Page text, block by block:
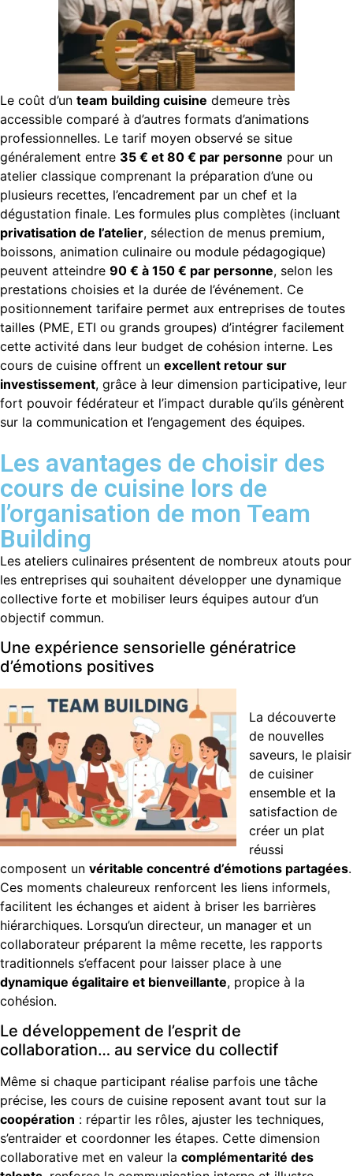
Le coût d’un team building cuisine demeure très
accessible comparé à d’autres formats d’animations
professionnelles. Le tarif moyen observé se situe
généralement entre 35 € et 80 € par personne pour un
atelier classique comprenant la préparation d’une ou
plusieurs recettes, l’encadrement par un chef et la
dégustation finale. Les formules plus complètes (incluant
privatisation de l’atelier, sélection de menus premium,
boissons, animation culinaire ou module pédagogique)
peuvent atteindre 90 € à 150 € par personne, selon les
prestations choisies et la durée de l’événement. Ce
positionnement tarifaire permet aux entreprises de toutes
tailles (PME, ETI ou grands groupes) d’intégrer facilement
cette activité dans leur budget de cohésion interne. Les
cours de cuisine offrent un excellent retour sur
investissement, grâce à leur dimension participative, leur
fort pouvoir fédérateur et l’impact durable qu’ils génèrent
sur la communication et l’engagement des équipes.
Les avantages de choisir des
cours de cuisine lors de
l’organisation de mon Team
Building
Les ateliers culinaires présentent de nombreux atouts pour
les entreprises qui souhaitent développer une dynamique
collective forte et mobiliser leurs équipes autour d’un
objectif commun.
Une expérience sensorielle génératrice
d’émotions positives
La découverte
de nouvelles
saveurs, le plaisir
de cuisiner
ensemble et la
satisfaction de
créer un plat
réussi
composent un véritable concentré d’émotions partagées.
Ces moments chaleureux renforcent les liens informels,
facilitent les échanges et aident à briser les barrières
hiérarchiques. Lorsqu’un directeur, un manager et un
collaborateur préparent la même recette, les rapports
traditionnels s’effacent pour laisser place à une
dynamique égalitaire et bienveillante, propice à la
cohésion.
Le développement de l’esprit de
collaboration… au service du collectif
Même si chaque participant réalise parfois une tâche
précise, les cours de cuisine reposent avant tout sur la
coopération : répartir les rôles, ajuster les techniques,
s’entraider et coordonner les étapes. Cette dimension
collaborative met en valeur la complémentarité des